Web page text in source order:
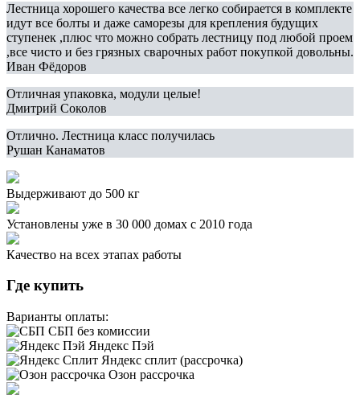
Лестница хорошего качества все легко собирается в комплекте
идут все болты и даже саморезы для крепления будущих
ступенек ,плюс что можно собрать лестницу под любой проем
,все чисто и без грязных сварочных работ покупкой довольны.
Иван Фёдоров
Отличная упаковка, модули целые!
Дмитрий Соколов
Отлично. Лестница класс получилась
Рушан Канаматов
Выдерживают до 500 кг
Установлены уже в 30 000 домах с 2010 года
Качество на всех этапах работы
Где купить
Варианты оплаты:
СБП без комиссии
Яндекс Пэй
Яндекс сплит (рассрочка)
Озон рассрочка